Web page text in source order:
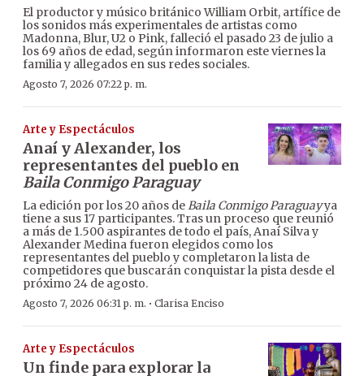
El productor y músico británico William Orbit, artífice de
los sonidos más experimentales de artistas como
Madonna, Blur, U2 o Pink, falleció el pasado 23 de julio a
los 69 años de edad, según informaron este viernes la
familia y allegados en sus redes sociales.
Agosto 7, 2026 07:22 p. m.
Arte y Espectáculos
Anaí y Alexander, los
representantes del pueblo en
Baila Conmigo Paraguay
La edición por los 20 años deBaila Conmigo Paraguayya
tiene a sus 17 participantes. Tras un proceso que reunió
a más de 1.500 aspirantes de todo el país, Anaí Silva y
Alexander Medina fueron elegidos como los
representantes del pueblo y completaron la lista de
competidores que buscarán conquistar la pista desde el
próximo 24 de agosto.
Agosto 7, 2026 06:31 p. m. · Clarisa Enciso
Arte y Espectáculos
Un finde para explorar la